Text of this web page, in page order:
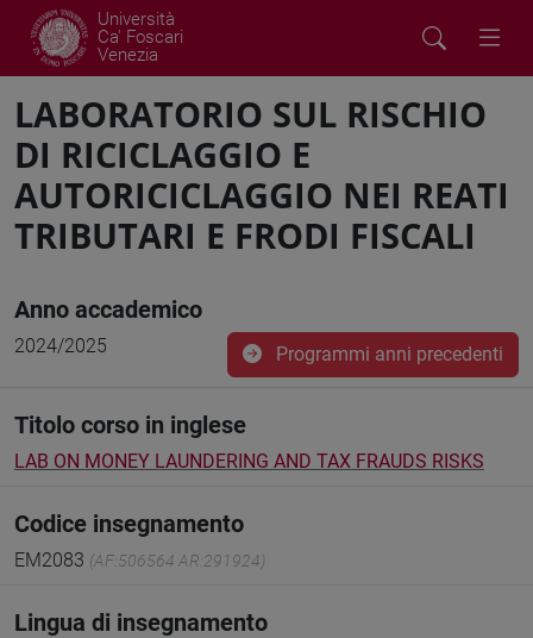
Università
Ca' Foscari
Venezia
LABORATORIO SUL RISCHIO
DI RICICLAGGIO E
AUTORICICLAGGIO NEI REATI
TRIBUTARI E FRODI FISCALI
Anno accademico
2024/2025 Programmi anni precedenti
Titolo corso in inglese
LAB ON MONEY LAUNDERING AND TAX FRAUDS RISKS
Codice insegnamento
EM2083 (AF:506564 AR:291924)
Lingua di insegnamento